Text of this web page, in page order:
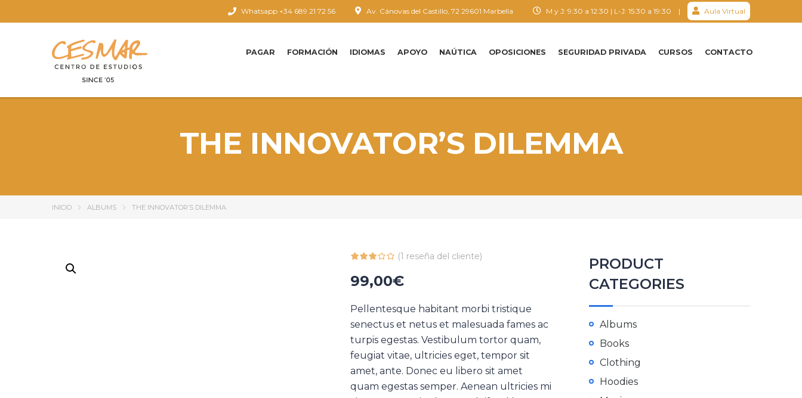
M y J: 9:30 a 12:30 | L-J: 15:30 a 19:30 | Aula Virtual
Av. Cánovas del Castillo, 72 29601 Marbella
Whatsapp +34 689 21 72 56
PAGAR FORMACIÓN IDIOMAS APOYO NAÚTICA OPOSICIONES SEGURIDAD PRIVADA CURSOS CONTACTO
THE INNOVATOR’S DILEMMA
INICIO ALBUMS THE INNOVATOR’S DILEMMA
(1 reseña del cliente)
99,00€
Pellentesque habitant morbi tristique
senectus et netus et malesuada fames ac
turpis egestas. Vestibulum tortor quam,
feugiat vitae, ultricies eget, tempor sit
amet, ante. Donec eu libero sit amet
quam egestas semper. Aenean ultricies mi
PRODUCT
CATEGORIES
Albums
Books
Clothing
Hoodies